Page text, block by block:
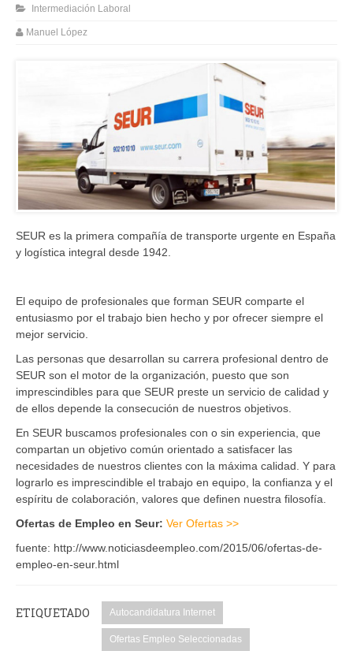
Intermediación Laboral
Manuel López
SEUR es la primera compañía de transporte urgente en España
y logística integral desde 1942.
El equipo de profesionales que forman SEUR comparte el
entusiasmo por el trabajo bien hecho y por ofrecer siempre el
mejor servicio.
Las personas que desarrollan su carrera profesional dentro de
SEUR son el motor de la organización, puesto que son
imprescindibles para que SEUR preste un servicio de calidad y
de ellos depende la consecución de nuestros objetivos.
En SEUR buscamos profesionales con o sin experiencia, que
compartan un objetivo común orientado a satisfacer las
necesidades de nuestros clientes con la máxima calidad. Y para
lograrlo es imprescindible el trabajo en equipo, la confianza y el
espíritu de colaboración, valores que definen nuestra filosofía.
Ofertas de Empleo en Seur: Ver Ofertas >>
fuente: http://www.noticiasdeempleo.com/2015/06/ofertas-de-
empleo-en-seur.html
ETIQUETADO Autocandidatura Internet
Ofertas Empleo Seleccionadas